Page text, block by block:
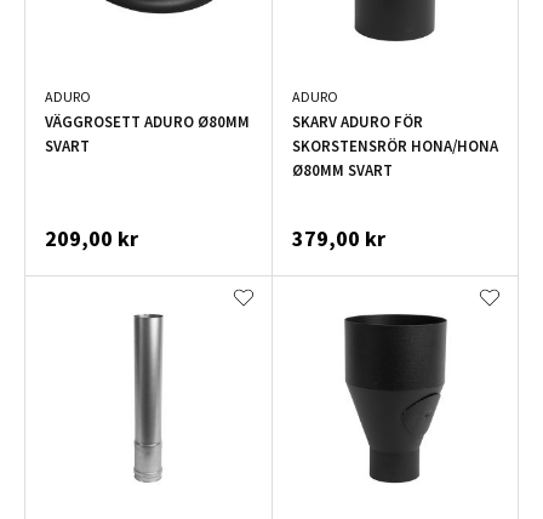
ADURO
VÄGGROSETT ADURO Ø80MM
SVART
209,00 kr
ADURO
SKARV ADURO FÖR
SKORSTENSRÖR HONA/HONA
Ø80MM SVART
379,00 kr